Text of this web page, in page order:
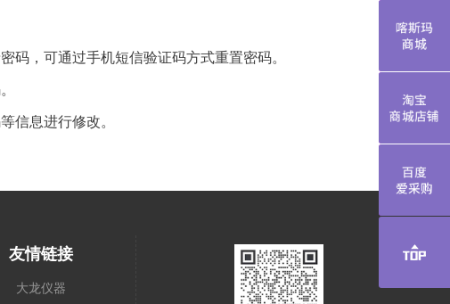
码，可通过手机短信验证码方式重置密码。
信息进行修改。
友情链接
大龙仪器
喀斯玛商
淘宝商城
百度爱采购